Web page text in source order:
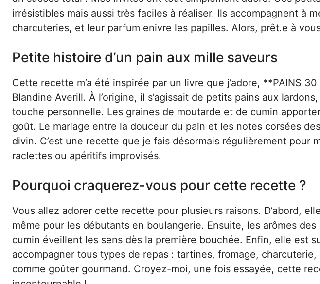
irrésistibles mais aussi très faciles à réaliser. Ils accompagnent à
charcuteries, et leur parfum enivre les papilles. Alors, prêt.e à
Petite histoire d’un pain aux mille saveurs
Cette recette m’a été inspirée par un livre que j’adore, **PAINS 30
Blandine Averill. À l’origine, il s’agissait de petits pains aux
touche personnelle. Les graines de moutarde et de cumin
goût. Le mariage entre la douceur du pain et les notes corsées
divin. C’est une recette que je fais désormais régulièrement pour
raclettes ou apéritifs improvisés.
Pourquoi craquerez-vous pour cette recette ?
Vous allez adorer cette recette pour plusieurs raisons. D’abord,
même pour les débutants en boulangerie. Ensuite, les arômes
cumin éveillent les sens dès la première bouchée. Enfin, elle est
accompagner tous types de repas : tartines, fromage,
comme goûter gourmand. Croyez-moi, une fois essayée, cette